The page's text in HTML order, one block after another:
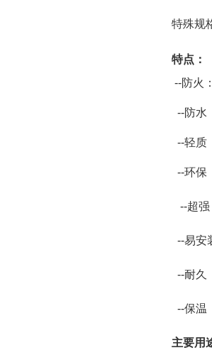
特殊规
特点：
--防火
--防水
--轻质
--环保
--超强
--易安
--耐久
--保温
主要用